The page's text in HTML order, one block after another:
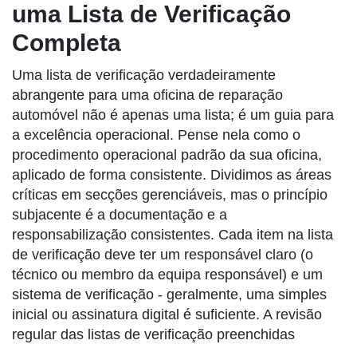
uma Lista de Verificação
Completa
Uma lista de verificação verdadeiramente
abrangente para uma oficina de reparação
automóvel não é apenas uma lista; é um guia para
a excelência operacional. Pense nela como o
procedimento operacional padrão da sua oficina,
aplicado de forma consistente. Dividimos as áreas
críticas em secções gerenciáveis, mas o princípio
subjacente é a documentação e a
responsabilização consistentes. Cada item na lista
de verificação deve ter um responsável claro (o
técnico ou membro da equipa responsável) e um
sistema de verificação - geralmente, uma simples
inicial ou assinatura digital é suficiente. A revisão
regular das listas de verificação preenchidas